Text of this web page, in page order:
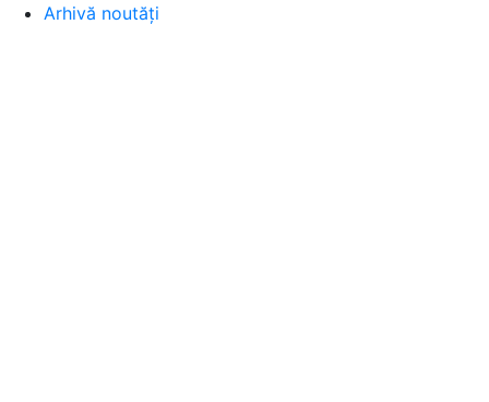
Arhivă noutăți